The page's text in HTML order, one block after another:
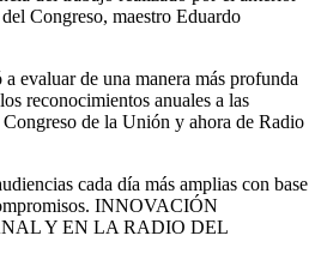
Congreso, maestro Eduardo
evaluar de una manera más profunda
reconocimientos anuales a las
de la Unión y ahora de Radio
cada día más amplias con base
INNOVACIÓN
Y EN LA RADIO DEL